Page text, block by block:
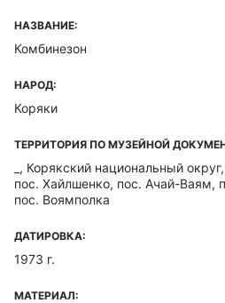
НАЗВАНИЕ:
Комбинезон
НАРОД:
Коряки
ТЕРРИТОРИЯ ПО МУЗЕЙНОЙ
_, Корякский национальный
пос. Хайлшенко, пос. Ачай-Ваям,
пос. Воямполка
ДАТИРОВКА:
1973 г.
МАТЕРИАЛ: